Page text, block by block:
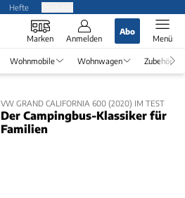
Hefte
Marken Anmelden
Abo
Menü
Wohnmobile Wohnwagen Zubehör
VW GRAND CALIFORNIA 600 (2020) IM TEST
Der Campingbus-Klassiker für
Familien